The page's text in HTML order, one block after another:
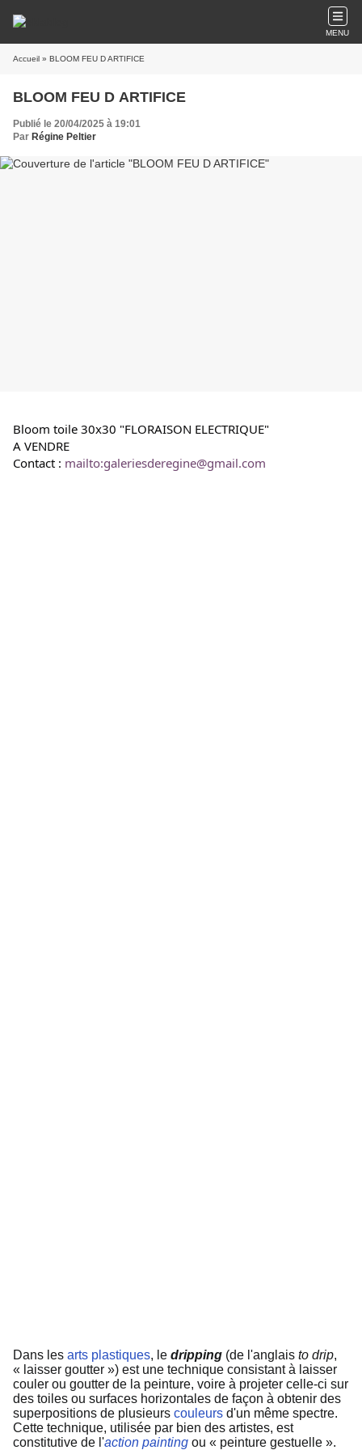
MENU
Accueil » BLOOM FEU D ARTIFICE
BLOOM FEU D ARTIFICE
Publié le 20/04/2025 à 19:01
Par Régine Peltier
Bloom toile 30x30 "FLORAISON ELECTRIQUE"
A VENDRE
Contact : mailto:galeriesderegine@gmail.com
Dans les arts plastiques, le dripping (de l'anglais to drip,
« laisser goutter ») est une technique consistant à laisser
couler ou goutter de la peinture, voire à projeter celle-ci sur
des toiles ou surfaces horizontales de façon à obtenir des
superpositions de plusieurs couleurs d'un même spectre.
Cette technique, utilisée par bien des artistes, est
constitutive de l'action painting ou « peinture gestuelle ».